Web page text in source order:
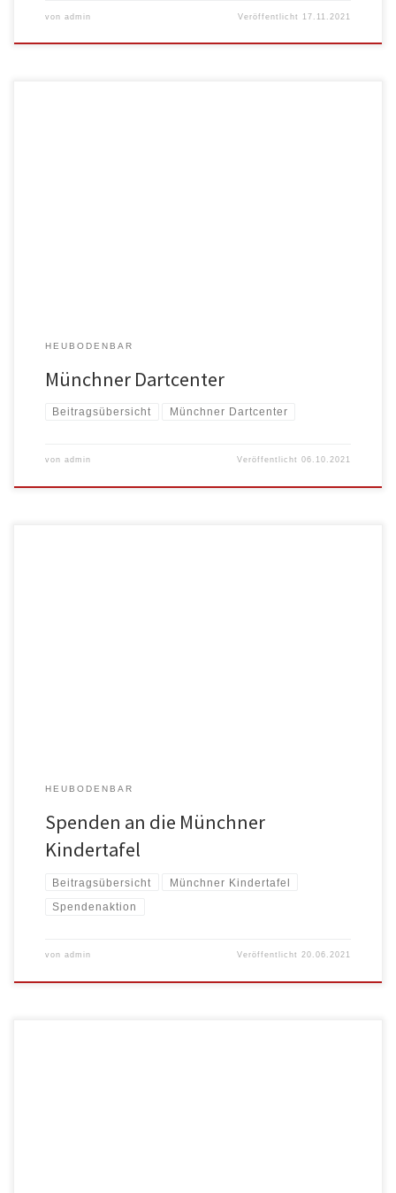
von admin Veröffentlicht 17.11.2021
HEUBODENBAR
Münchner Dartcenter
Beitragsübersicht Münchner Dartcenter
von admin Veröffentlicht06.10.2021
HEUBODENBAR
Spenden an die Münchner
Kindertafel
Beitragsübersicht Münchner Kindertafel
Spendenaktion
von admin Veröffentlicht20.06.2021